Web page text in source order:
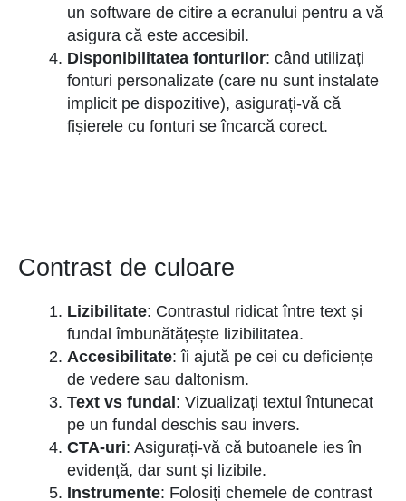
un software de citire a ecranului pentru a vă
asigura că este accesibil.
Disponibilitatea fonturilor: când utilizați
fonturi personalizate (care nu sunt instalate
implicit pe dispozitive), asigurați-vă că
fișierele cu fonturi se încarcă corect.
Contrast de culoare
Lizibilitate: Contrastul ridicat între text și
fundal îmbunătățește lizibilitatea.
Accesibilitate: îi ajută pe cei cu deficiențe
de vedere sau daltonism.
Text vs fundal: Vizualizați textul întunecat
pe un fundal deschis sau invers.
CTA-uri: Asigurați-vă că butoanele ies în
evidență, dar sunt și lizibile.
Instrumente: Folosiți chemele de contrast